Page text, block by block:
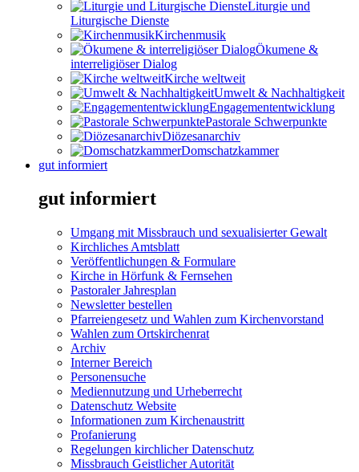
Liturgie und
Liturgische Dienste
Kirchenmusik
Ökumene &
interreligiöser Dialog
Kirche weltweit
Umwelt & Nachhaltigkeit
Engagemententwicklung
Pastorale Schwerpunkte
Diözesanarchiv
Domschatzkammer
gut informiert
gut informiert
Umgang mit Missbrauch und sexualisierter Gewalt
Kirchliches Amtsblatt
Veröffentlichungen & Formulare
Kirche in Hörfunk & Fernsehen
Pastoraler Jahresplan
Newsletter bestellen
Pfarreiengesetz und Wahlen zum Kirchenvorstand
Wahlen zum Ortskirchenrat
Archiv
Interner Bereich
Personensuche
Mediennutzung und Urheberrecht
Datenschutz Website
Informationen zum Kirchenaustritt
Profanierung
Regelungen kirchlicher Datenschutz
Missbrauch Geistlicher Autorität